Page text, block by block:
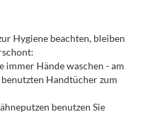
Hygiene beachten, bleiben
immer Hände waschen - am
Handtücher zum
benutzen Sie